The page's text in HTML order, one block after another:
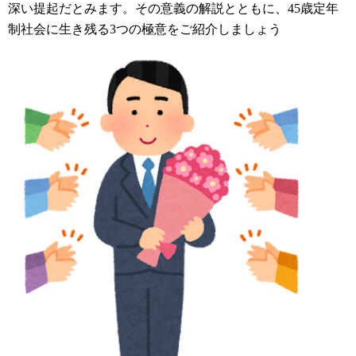
深い提起だとみます。その意義の解説とともに、45歳定年
制社会に生き残る3つの極意をご紹介しましょう